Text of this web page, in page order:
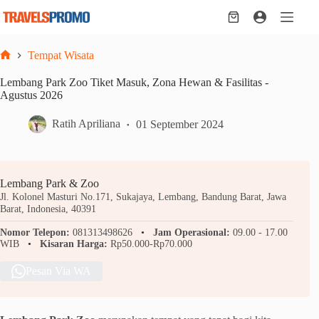
Shopping
Tempat Wisata
Lembang Park Zoo Tiket Masuk, Zona Hewan & Fasilitas -
Agustus 2026
Ratih Apriliana 01 September 2024
Lembang Park & Zoo
Jl. Kolonel Masturi No.171, Sukajaya, Lembang, Bandung Barat, Jawa
Barat, Indonesia, 40391
Nomor Telepon: 081313498626 Jam Operasional: 09.00 - 17.00
WIB
Kisaran Harga: Rp50.000-Rp70.000